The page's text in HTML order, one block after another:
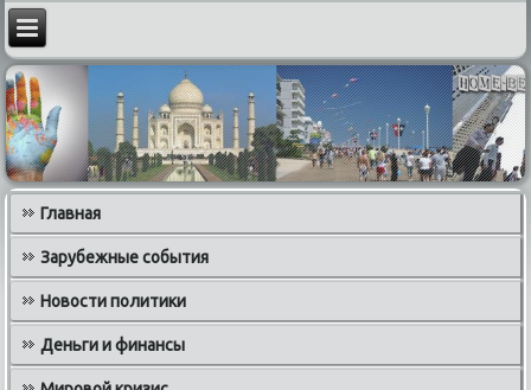
Главная
Зарубежные события
Новости политики
Деньги и финансы